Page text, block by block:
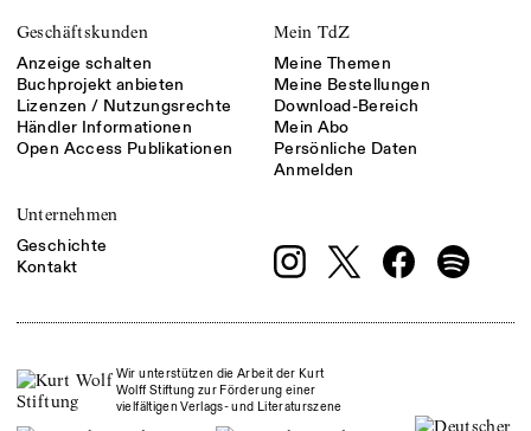
Geschäftskunden
Anzeige schalten
Buchprojekt anbieten
Lizenzen / Nutzungsrechte
Händler Informationen
Open Access Publikationen
Mein TdZ
Meine Themen
Meine Bestellungen
Download-Bereich
Mein Abo
Persönliche Daten
Anmelden
Unternehmen
Geschichte
Kontakt
Wir unterstützen die Arbeit der Kurt
Wolff Stiftung zur Förderung einer
vielfältigen Verlags- und Literaturszene